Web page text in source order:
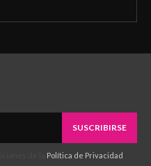
SUSCRIBIRSE
Política de Privacidad